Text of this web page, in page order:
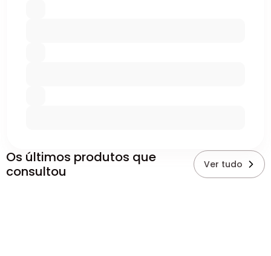
Os últimos produtos que
consultou
Ver tudo